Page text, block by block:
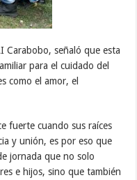
Carabobo, señaló que esta
para el cuidado del
como el amor, el
fuerte cuando sus raíces
y unión, es por eso que
jornada que no solo
e hijos, sino que también